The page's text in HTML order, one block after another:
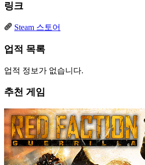
링크
Steam 스토어
업적 목록
업적 정보가 없습니다.
추천 게임